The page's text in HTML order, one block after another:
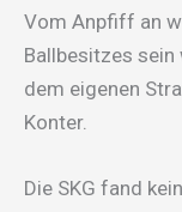
Vom Anpfiff an
Ballbesitzes sein
dem eigenen
Konter.
Die SKG fand